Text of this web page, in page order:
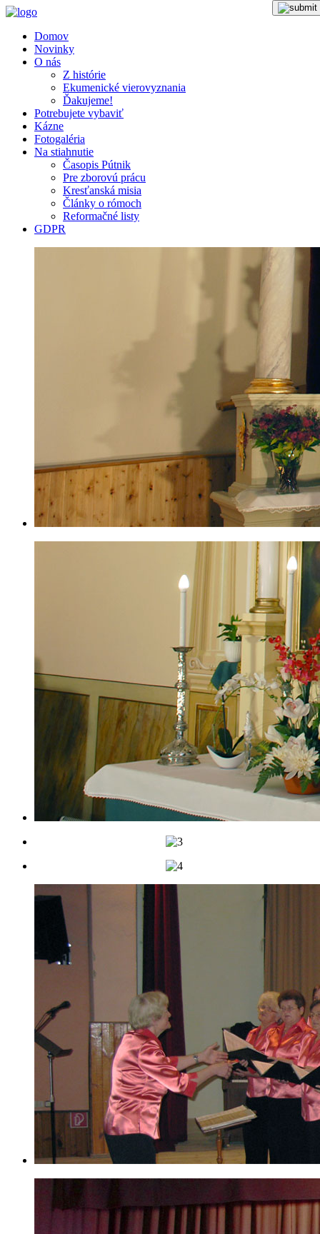
Domov
Novinky
O nás
Z histórie
Ekumenické vierovyznania
Ďakujeme!
Potrebujete vybaviť
Kázne
Fotogaléria
Na stiahnutie
Časopis Pútnik
Pre zborovú prácu
Kresťanská misia
Články o rómoch
Reformačné listy
GDPR